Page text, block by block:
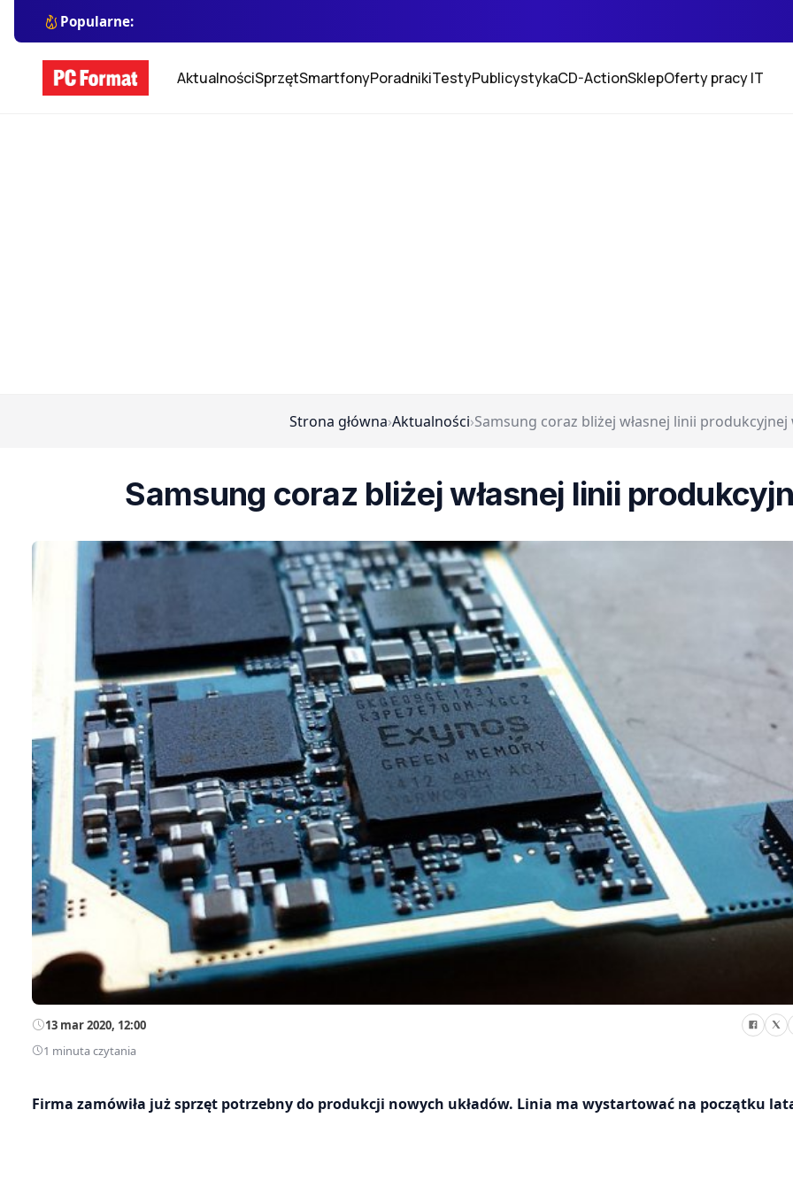
Popularne:
AktualnościSprzętSmartfonyPoradnikiTestyPublicystykaCD-ActionSklepOferty pracy IT
Strona główna›Aktualności›Samsung coraz bliżej własnej linii
Samsung coraz bliżej własnej linii
13 mar 2020, 12:00
1 minuta czytania
Firma zamówiła już sprzęt potrzebny do produkcji nowych układów. Linia ma wystartować na początku